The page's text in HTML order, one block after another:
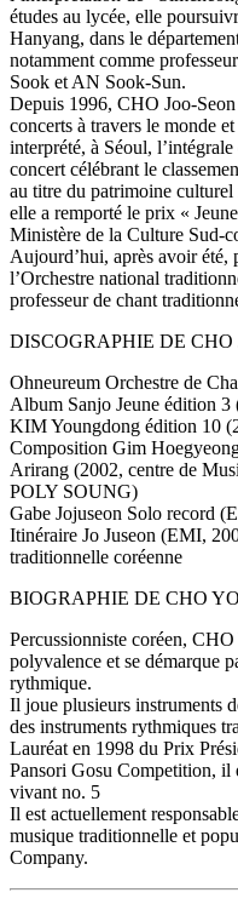
études au lycée, elle
Hanyang, dans le
notamment comme
Sook et AN Sook-Sun.
Depuis 1996, CHO Joo-
concerts à travers le monde
interprété, à Séoul,
concert célébrant le
au titre du patrimoine
elle a remporté le prix «
Ministère de la Culture Sud-
Aujourd’hui, après avoir été,
l’Orchestre national
professeur de chant
DISCOGRAPHIE DE CHO
Ohneureum Orchestre de
Album Sanjo Jeune édition 3
KIM Youngdong édition 10
Composition Gim
Arirang (2002, centre de
POLY SOUNG)
Gabe Jojuseon Solo record
Itinéraire Jo Juseon (EMI,
traditionnelle coréenne
BIOGRAPHIE DE CHO
Percussionniste coréen,
polyvalence et se démarque
rythmique.
Il joue plusieurs instruments
des instruments rythmiques
Lauréat en 1998 du Prix
Pansori Gosu Competition, il
vivant no. 5
Il est actuellement
musique traditionnelle et
Company.